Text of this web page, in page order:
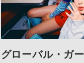
グローバル・ガ